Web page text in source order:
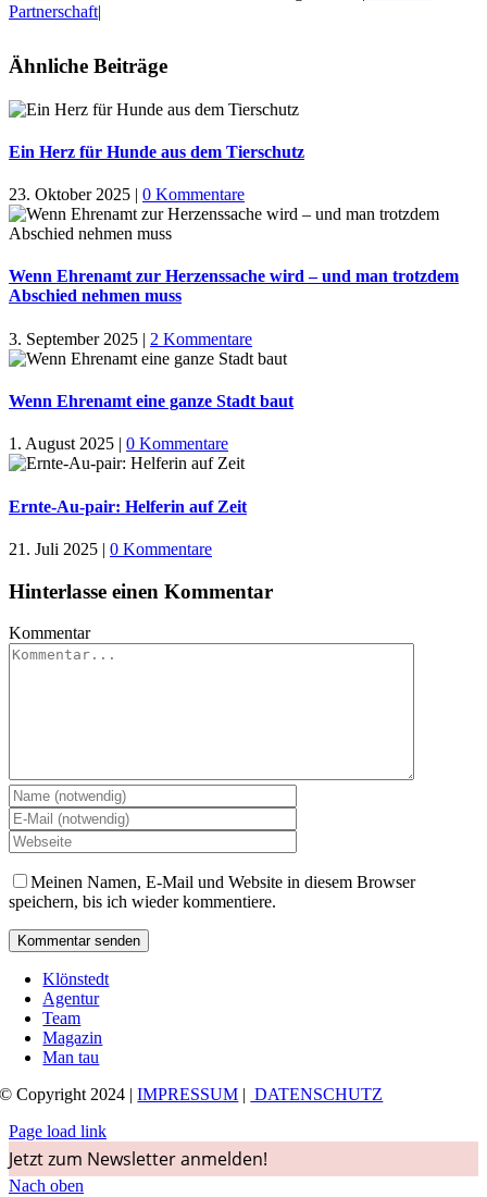
Partnerschaft|
Ähnliche Beiträge
Ein Herz für Hunde aus dem Tierschutz
23. Oktober 2025 | 0 Kommentare
Wenn Ehrenamt zur Herzenssache wird – und man trotzdem
Abschied nehmen muss
3. September 2025 | 2 Kommentare
Wenn Ehrenamt eine ganze Stadt baut
1. August 2025 | 0 Kommentare
Ernte-Au-pair: Helferin auf Zeit
21. Juli 2025 | 0 Kommentare
Hinterlasse einen Kommentar
Kommentar
Meinen Namen, E-Mail und Website in diesem Browser
speichern, bis ich wieder kommentiere.
Klönstedt
Agentur
Team
Magazin
Man tau
© Copyright 2024 |IMPRESSUM | DATENSCHUTZ
Page load link
Jetzt zum Newsletter anmelden!
Nach oben